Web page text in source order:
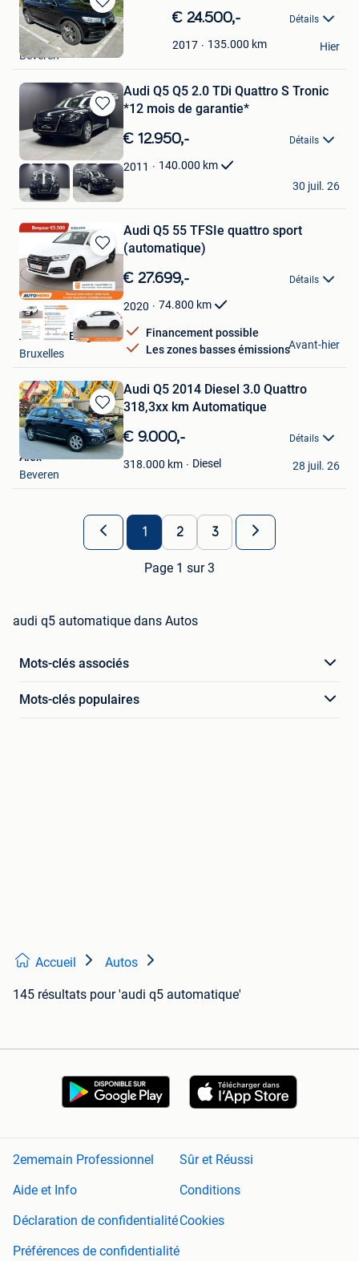
Sauvegarder
dans
Mes
Favoris
€ 24.500,- Détails
2017 135.000 km
Thalia Decorte
Beveren
Hier
Sauvegarder
dans
Mes
Favoris
Audi Q5 Q5 2.0 TDi Quattro S Tronic
*12 mois de garantie*
€ 12.950,- Détails
2011 140.000 km
E&L Cars
Herstal
30 juil. 26
Sauvegarder
dans
Mes
Favoris
Audi Q5 55 TFSIe quattro sport
(automatique)
€ 27.699,- Détails
2020 74.800 km
Financement possible
Les zones basses émissions
Autohero België
Bruxelles
Avant-hier
Sauvegarder
dans
Mes
Favoris
Audi Q5 2014 Diesel 3.0 Quattro
318,3xx km Automatique
€ 9.000,- Détails
318.000 km Diesel
Alex
Beveren
28 juil. 26
1 2 3
Page 1 sur 3
audi q5 automatique dans Autos
Mots-clés associés
Mots-clés populaires
Accueil Autos
145 résultats pour 'audi q5 automatique'
2ememain Professionnel
Sûr et Réussi
Aide et Info
Conditions
Déclaration de confidentialitéCookies
Préférences de confidentialité